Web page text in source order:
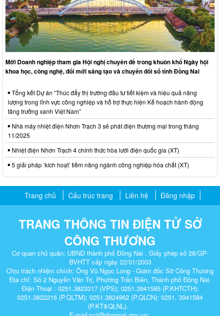
Mời Doanh nghiệp tham gia Hội nghị chuyên đề trong khuôn khổ Ngày hội
khoa học, công nghệ, đổi mới sáng tạo và chuyển đổi số tỉnh Đồng Nai
Tổng kết Dự án “Thúc đẩy thị trường đầu tư tiết kiệm và hiệu quả năng
lượng trong lĩnh vực công nghiệp và hỗ trợ thực hiện Kế hoạch hành động
tăng trưởng xanh Việt Nam”
Nhà máy nhiệt điện Nhơn Trạch 3 sẽ phát điện thương mại trong tháng
11/2025
Nhiệt điện Nhơn Trạch 4 chính thức hòa lưới điện quốc gia (XT)
5 giải pháp ‘kích hoạt’ tiềm năng ngành công nghiệp hóa chất (XT)
Trang chủ Cấu trúc trang Liên hệ Đăng nhập
TRANG THÔNG TIN ĐIỆN TỬ SỞ
CÔNG THƯƠNG
Cơ quan chủ quản: UBND thành phố Đồng Nai . Giấy phép số 26/GP-
BVHTT cấp ngày 22/01/2003
Chịu trách nhiệm chính: Ông Vũ Ngọc Long - Giám đốc Sở Công Thương
Địa chỉ: Số 2 Nguyễn Văn Trị, Phường Trấn Biên, Thành phố Đồng Nai.
Điện Thoại : 0251.3823317 (VPS); 0251.3941585 (P.KHTCTH);
0251.3822216 (P.QLTM); 0251.3824962 (P.QLCN); 0251. 3941584
(P.KT&QLNL).